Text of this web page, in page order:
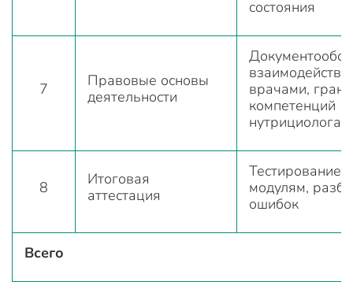
состояния
7
Правовые основы
деятельности
врачами,
компетенций
нутрициолога
8
Итоговая
аттестация
Тестирование
модулям,
ошибок
Всего